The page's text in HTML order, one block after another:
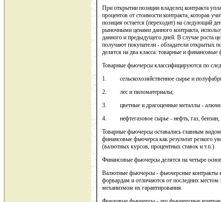
При открытии позиции владелец контракта
процентов от стоимости контракта, которая
позиция остается (переходит) на следующий
рыночными ценами данного контракта,
данного и предыдущего дней. В случае роста
получают покупатели - обладатели открытых
делятся на два класса: товарные и
Товарные фьючерсы классифицируются по
1. сельскохозяйственное сырье и
2. лес и пиломатериалы;
3. цветные и драгоценные металлы -
4. нефтегазовое сырье - нефть, газ, бензин,
Товарные фьючерсы оставались главным
финансовые фьючерса как результат резкого
(валютных курсов, процентных ставок и т.п.).
Финансовые фьючерсы делятся на четыре
Валютные фьючерсы - фьючерсные контракты
форвардам и отличаются от последних
механизмом их гарантирования.